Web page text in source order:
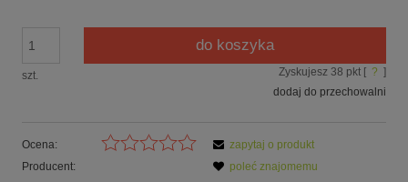
szt.
do koszyka
Zyskujesz 38 pkt [ ? ]
dodaj do przechowalni
Ocena:
Producent:
zapytaj o produkt
poleć znajomemu